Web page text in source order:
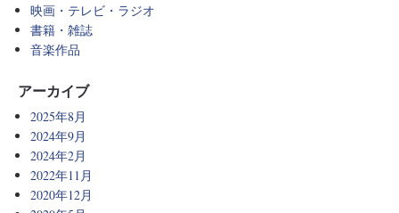
映画・テレビ・ラジオ
書籍・雑誌
音楽作品
アーカイブ
2025年8月
2024年9月
2024年2月
2022年11月
2020年12月